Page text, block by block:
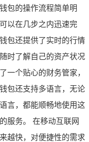
包的操作流程简单明
以在几步之内迅速完
包还提供了实时的行情
时了解自己的资产状况
一个贴心的财务管家，
包还支持多语言，无论
言，都能顺畅地使用这
服务。 在移动互联网
越快，对便捷性的需求